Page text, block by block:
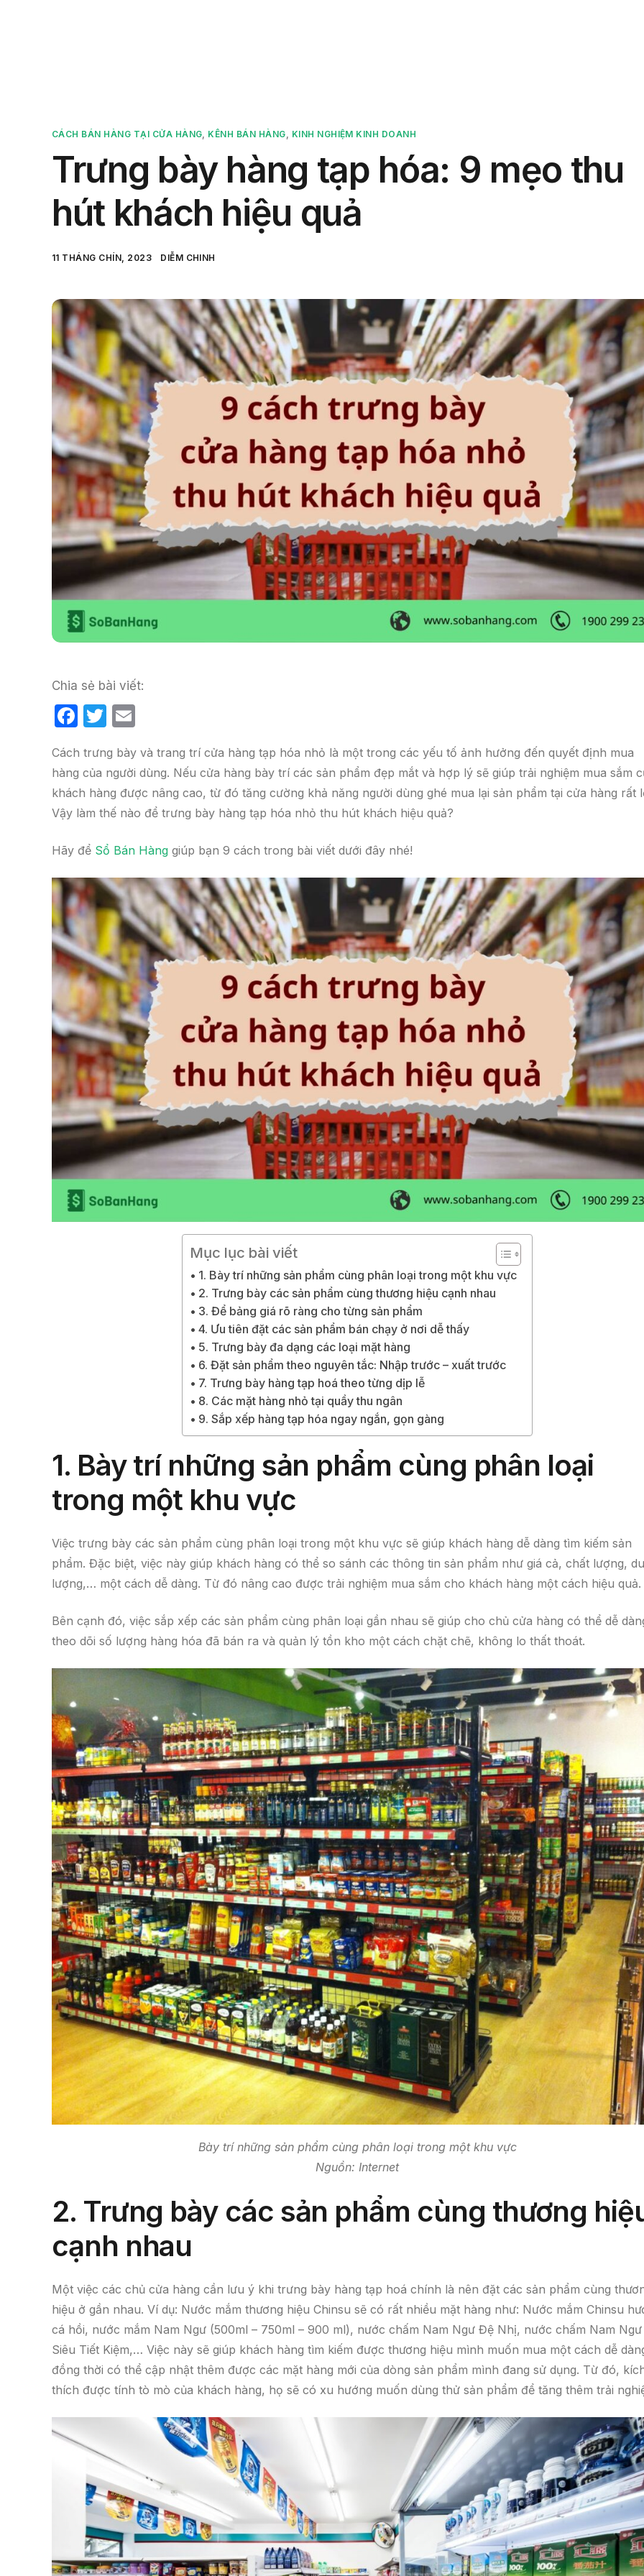
CÁCH BÁN HÀNG TẠI CỬA HÀNG, KÊNH BÁN HÀNG, KINH NGHIỆM KINH DOANH
Trưng bày hàng tạp hóa: 9 mẹo thu
hút khách hiệu quả
11 THÁNG CHÍN, 2023 DIỄM CHINH
Chia sẻ bài viết:
F
c
e
b
o
k
T
itt
er
ail
Cách trưng bày và trang trí cửa hàng tạp hóa nhỏ là một trong các yếu tố ảnh hưởng đến quyết định mua
hàng của người dùng. Nếu cửa hàng bày trí các sản phẩm đẹp mắt và hợp lý sẽ giúp trải nghiệm mua sắm
khách hàng được nâng cao, từ đó tăng cường khả năng người dùng ghé mua lại sản phẩm tại cửa hàng rất
Vậy làm thế nào để trưng bày hàng tạp hóa nhỏ thu hút khách hiệu quả?
Hãy để Sổ Bán Hàng giúp bạn 9 cách trong bài viết dưới đây nhé!
Mục lục bài viết
1. Bày trí những sản phẩm cùng phân loại trong một khu vực
2. Trưng bày các sản phẩm cùng thương hiệu cạnh nhau
3. Để bảng giá rõ ràng cho từng sản phẩm
4. Ưu tiên đặt các sản phẩm bán chạy ở nơi dễ thấy
5. Trưng bày đa dạng các loại mặt hàng
6. Đặt sản phẩm theo nguyên tắc: Nhập trước – xuất trước
7. Trưng bày hàng tạp hoá theo từng dịp lễ
8. Các mặt hàng nhỏ tại quầy thu ngân
9. Sắp xếp hàng tạp hóa ngay ngắn, gọn gàng
1. Bày trí những sản phẩm cùng phân loại
trong một khu vực
Việc trưng bày các sản phẩm cùng phân loại trong một khu vực sẽ giúp khách hàng dễ dàng tìm kiếm sản
phẩm. Đặc biệt, việc này giúp khách hàng có thể so sánh các thông tin sản phẩm như giá cả, chất lượng,
lượng,… một cách dễ dàng. Từ đó nâng cao được trải nghiệm mua sắm cho khách hàng một cách hiệu quả.
Bên cạnh đó, việc sắp xếp các sản phẩm cùng phân loại gần nhau sẽ giúp cho chủ cửa hàng có thể dễ
theo dõi số lượng hàng hóa đã bán ra và quản lý tồn kho một cách chặt chẽ, không lo thất thoát.
Bày trí những sản phẩm cùng phân loại trong một khu vực
Nguồn: Internet
2. Trưng bày các sản phẩm cùng thương
cạnh nhau
Một việc các chủ cửa hàng cần lưu ý khi trưng bày hàng tạp hoá chính là nên đặt các sản phẩm cùng
hiệu ở gần nhau. Ví dụ: Nước mắm thương hiệu Chinsu sẽ có rất nhiều mặt hàng như: Nước mắm Chinsu
cá hồi, nước mắm Nam Ngư (500ml – 750ml – 900 ml), nước chấm Nam Ngư Đệ Nhị, nước chấm Nam Ngư
Siêu Tiết Kiệm,… Việc này sẽ giúp khách hàng tìm kiếm được thương hiệu mình muốn mua một cách dễ
đồng thời có thể cập nhật thêm được các mặt hàng mới của dòng sản phẩm mình đang sử dụng. Từ đó,
thích được tính tò mò của khách hàng, họ sẽ có xu hướng muốn dùng thử sản phẩm để tăng thêm trải